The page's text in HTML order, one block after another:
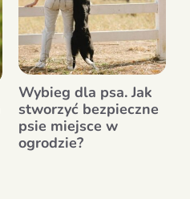
Wybieg dla psa. Jak
stworzyć bezpieczne
psie miejsce w
ogrodzie?